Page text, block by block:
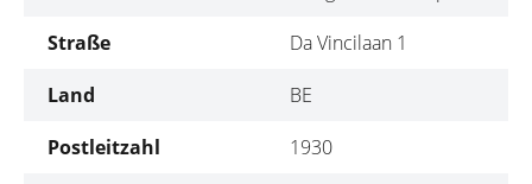
Straße
Da Vincilaan 1
Land
BE
Postleitzahl
1930